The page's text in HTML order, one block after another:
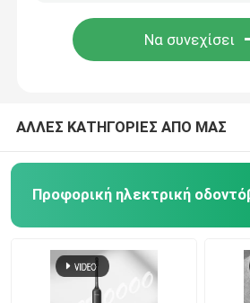
ΑΛΛΕΣ ΚΑΤΗΓΟΡΙΕΣ ΑΠΟ ΜΑΣ